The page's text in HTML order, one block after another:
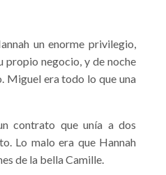
un enorme privilegio,
propio negocio, y de noche
Miguel era todo lo que una
contrato que unía a dos
Lo malo era que Hannah
de la bella Camille.